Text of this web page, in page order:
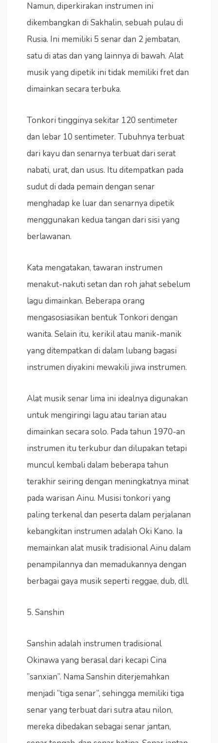
Namun, diperkirakan instrumen ini
dikembangkan di Sakhalin, sebuah pulau di
Rusia. Ini memiliki 5 senar dan 2 jembatan,
satu di atas dan yang lainnya di bawah. Alat
musik yang dipetik ini tidak memiliki fret dan
dimainkan secara terbuka.
Tonkori tingginya sekitar 120 sentimeter
dan lebar 10 sentimeter. Tubuhnya terbuat
dari kayu dan senarnya terbuat dari serat
nabati, urat, dan usus. Itu ditempatkan pada
sudut di dada pemain dengan senar
menghadap ke luar dan senarnya dipetik
menggunakan kedua tangan dari sisi yang
berlawanan.
Kata mengatakan, tawaran instrumen
menakut-nakuti setan dan roh jahat sebelum
lagu dimainkan. Beberapa orang
mengasosiasikan bentuk Tonkori dengan
wanita. Selain itu, kerikil atau manik-manik
yang ditempatkan di dalam lubang bagasi
instrumen diyakini mewakili jiwa instrumen.
Alat musik senar lima ini idealnya digunakan
untuk mengiringi lagu atau tarian atau
dimainkan secara solo. Pada tahun 1970-an
instrumen itu terkubur dan dilupakan tetapi
muncul kembali dalam beberapa tahun
terakhir seiring dengan meningkatnya minat
pada warisan Ainu. Musisi tonkori yang
paling terkenal dan peserta dalam perjalanan
kebangkitan instrumen adalah Oki Kano. Ia
memainkan alat musik tradisional Ainu dalam
penampilannya dan memadukannya dengan
berbagai gaya musik seperti reggae, dub, dll.
5. Sanshin
Sanshin adalah instrumen tradisional
Okinawa yang berasal dari kecapi Cina
”sanxian”. Nama Sanshin diterjemahkan
menjadi ”tiga senar”, sehingga memiliki tiga
senar yang terbuat dari sutra atau nilon,
mereka dibedakan sebagai senar jantan,